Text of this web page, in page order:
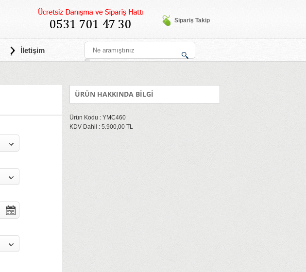
Sipariş Takip
İletişim
ÜRÜN HAKKINDA BİLGİ
Ürün Kodu : YMC460
KDV Dahil : 5.900,00 TL